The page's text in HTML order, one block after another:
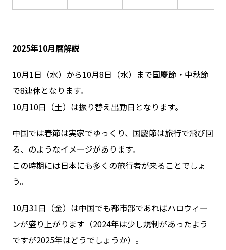
2025年10月暦解説
10月1日（水）から10月8日（水）まで国慶節・中秋節
で8連休となります。
10月10日（土）は振り替え出勤日となります。
中国では春節は実家でゆっくり、国慶節は旅行で飛び回
る、のようなイメージがあります。
この時期には日本にも多くの旅行者が来ることでしょ
う。
10月31日（金）は中国でも都市部であればハロウィー
ンが盛り上がります（2024年は少し規制があったよう
ですが2025年はどうでしょうか）。